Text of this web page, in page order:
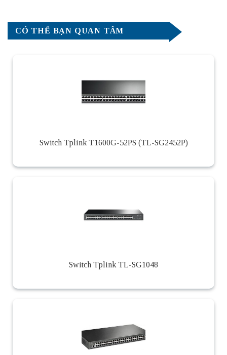
CÓ THỂ BẠN QUAN TÂM
Switch Tplink T1600G-52PS (TL-SG2452P)
Switch Tplink TL-SG1048